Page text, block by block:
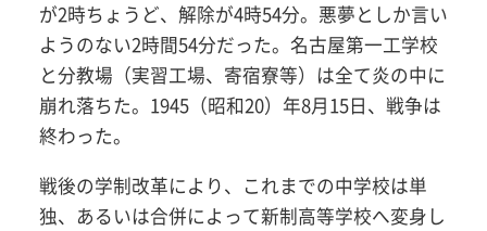
が2時ちょうど、解除が4時54分。悪夢としか言い
ようのない2時間54分だった。名古屋第一工学校
と分教場（実習工場、寄宿寮等）は全て炎の中に
崩れ落ちた。1945（昭和20）年8月15日、戦争は
終わった。
戦後の学制改革により、これまでの中学校は単
独、あるいは合併によって新制高等学校へ変身し